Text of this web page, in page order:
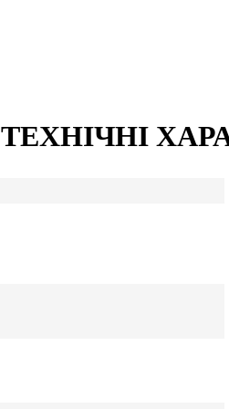
ТЕХНІЧНІ